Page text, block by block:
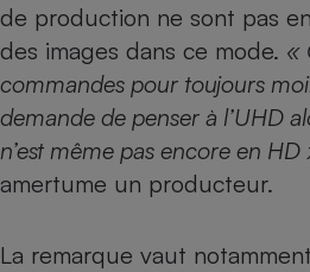
de production ne sont pas
des images dans ce mode. «
commandes pour toujours
demande de penser à l’UHD
n’est même pas encore en HD
amertume un producteur.
La remarque vaut